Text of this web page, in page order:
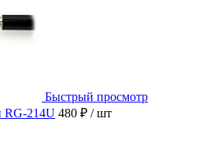
Быстрый просмотр
RG-214U 480 ₽ / шт